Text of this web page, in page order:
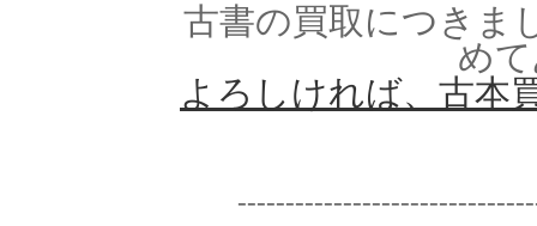
古書の買取につきま
め
よろしければ、古本